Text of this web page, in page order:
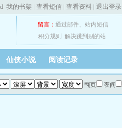
我的书架 | 查看短信 | 查看资料 | 退出登录
留言： 通过邮件、 站内短信
积分规则
解决跳到别的站
仙侠小说 阅读记录
翻页 夜间